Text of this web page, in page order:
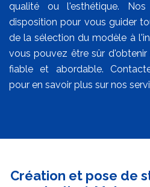
qualité ou l'esthétique.
disposition pour vous guider
de la sélection du modèle à
vous pouvez être sûr d'obtenir
fiable et abordable.
pour en savoir plus sur nos
Création et pose de